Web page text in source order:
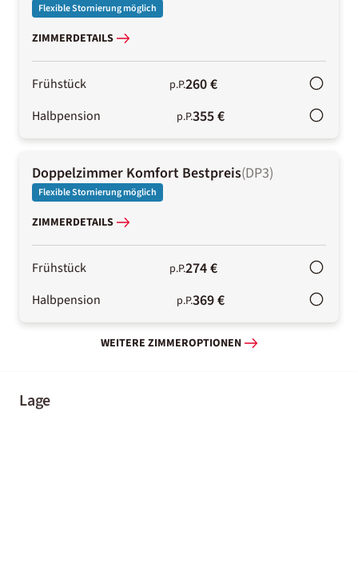
Flexible Stornierung möglich
ZIMMERDETAILS
Frühstück p.P.260 €
Halbpension p.P.355 €
Doppelzimmer Komfort Bestpreis(DP3)
Flexible Stornierung möglich
ZIMMERDETAILS
Frühstück p.P.274 €
Halbpension p.P.369 €
WEITERE ZIMMEROPTIONEN
Lage